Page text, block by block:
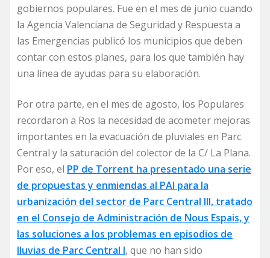
gobiernos populares. Fue en el mes de junio cuando
la Agencia Valenciana de Seguridad y Respuesta a
las Emergencias publicó los municipios que deben
contar con estos planes, para los que también hay
una línea de ayudas para su elaboración.
Por otra parte, en el mes de agosto, los Populares
recordaron a Ros la necesidad de acometer mejoras
importantes en la evacuación de pluviales en Parc
Central y la saturación del colector de la C/ La Plana.
Por eso, el PP de Torrent ha presentado una serie
de propuestas y enmiendas al PAI para la
urbanización del sector de Parc Central III, tratado
en el Consejo de Administración de Nous Espais, y
las soluciones a los problemas en episodios de
lluvias de Parc Central I, que no han sido